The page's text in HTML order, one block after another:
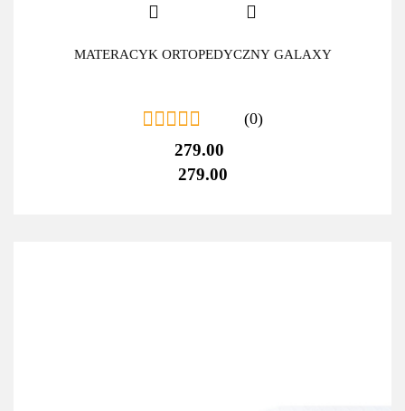
MATERACYK ORTOPEDYCZNY GALAXY
(0)
279.00
279.00